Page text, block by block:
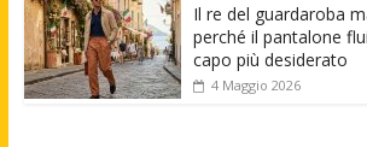
Il re del guardaroba
perché il pantalone
capo più desiderato
4 Maggio 2026